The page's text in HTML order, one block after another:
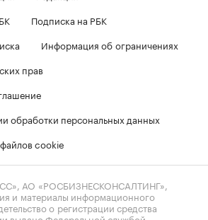
Подписка на РБК
Информация об ограничениях
прав
обработки персональных данных
cookie
АО «РОСБИЗНЕСКОНСАЛТИНГ»,
и материалы информационного
о регистрации средства